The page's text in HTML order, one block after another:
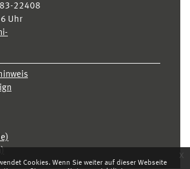
Cookies. Wenn Sie weiter auf dieser Webseite
x
22408
Uhr